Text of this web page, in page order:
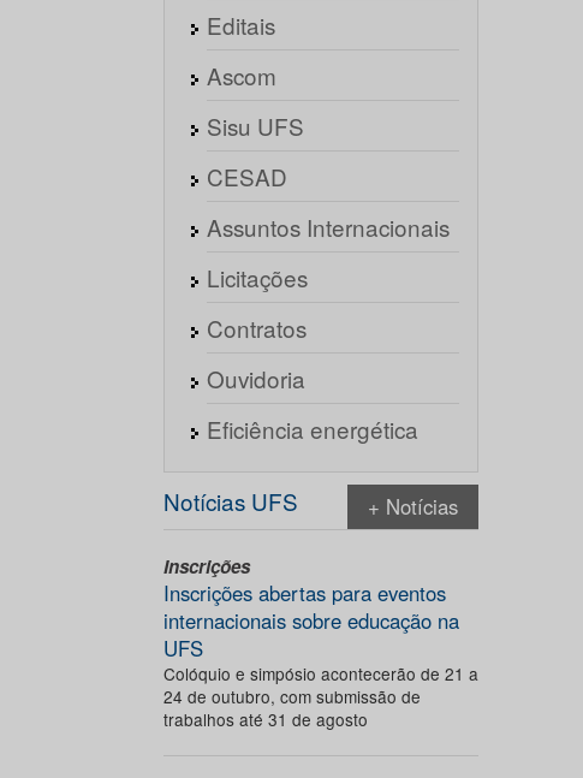
Editais
Ascom
Sisu UFS
CESAD
Assuntos Internacionais
Licitações
Contratos
Ouvidoria
Eficiência energética
Notícias UFS + Notícias
Inscrições
Inscrições abertas para eventos
internacionais sobre educação na
UFS
Colóquio e simpósio acontecerão de 21 a
24 de outubro, com submissão de
trabalhos até 31 de agosto